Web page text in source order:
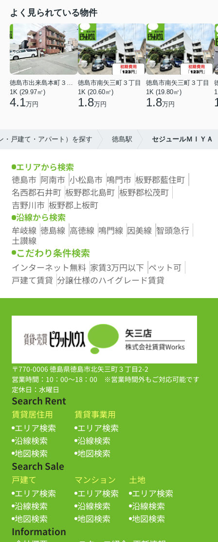
よく見られている物件
1K (29.97㎡)
4.1万円
徳島市南矢三町３丁目
1K (20.60㎡)
1.8万円
徳島市南矢三町３丁目
1K (19.80㎡)
1.8万円
・戸建て・アパート）を探す 徳島駅 セジュールＭＩＹＡ
エリアから検索
徳島市 阿南市 小松島市 鳴門市 板野郡藍住町
名西郡石井町 板野郡北島町 板野郡松茂町
吉野川市 板野郡上板町
沿線から検索
牟岐線 徳島線 高徳線 鳴門線 因美線 智頭急行
土讃線
こだわり条件検索
インターネット無料 家賃3万円以下 ペット可
戸建て賃貸 分譲仕様のハイグレード賃貸
〒770-0006 徳島県徳島市北矢三町３丁目2-2
営業時間：10：00～18：00 ※営業時間外もご対応可能です
定休日：水曜日
Search Rent
賃貸居住用
エリア検索
沿線検索
地図検索
賃貸事業用
エリア検索
沿線検索
地図検索
Search Sale
戸建て
エリア検索
沿線検索
地図検索
マンション
エリア検索
沿線検索
地図検索
土地
エリア検索
沿線検索
地図検索
Information